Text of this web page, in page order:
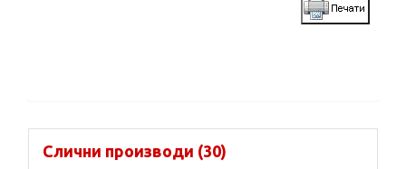
Слични производи (30)